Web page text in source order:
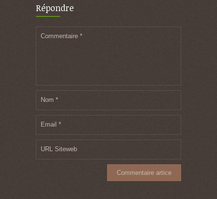
Répondre
Commentaire *
Nom *
Email *
URL Siteweb